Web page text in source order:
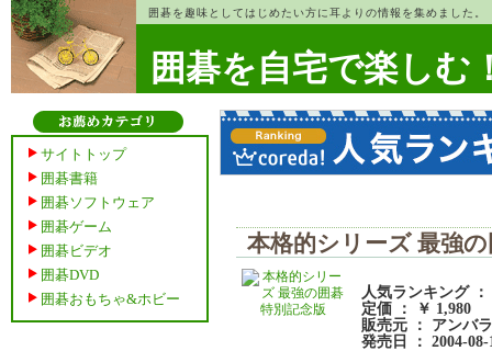
囲碁を趣味としてはじめたい方に耳よりの情報を集めました。
囲碁を自宅で楽しむ
サイトトップ
囲碁書籍
囲碁ソフトウェア
囲碁ゲーム
囲碁ビデオ
囲碁DVD
囲碁おもちゃ&ホビー
本格的シリーズ 最強
人気ランキング ：
定価 ： ￥ 1,980
販売元 ： アンバ
発売日 ： 2004-08-